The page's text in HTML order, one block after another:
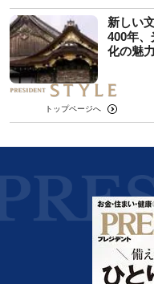
新しい
400年
化の魅
トップページへ